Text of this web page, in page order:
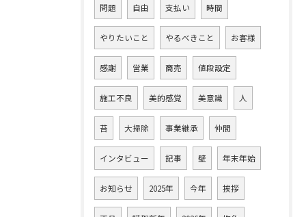
問題 自由 支払い 時間
やりたいこと やるべきこと お客様
感謝 営業 商売 値段設定
施工不良 美的感覚 美意識 人
苔 大掃除 事業継承 仲間
インタビュー 記事 壁 年末年始
お知らせ 2025年 今年 挨拶